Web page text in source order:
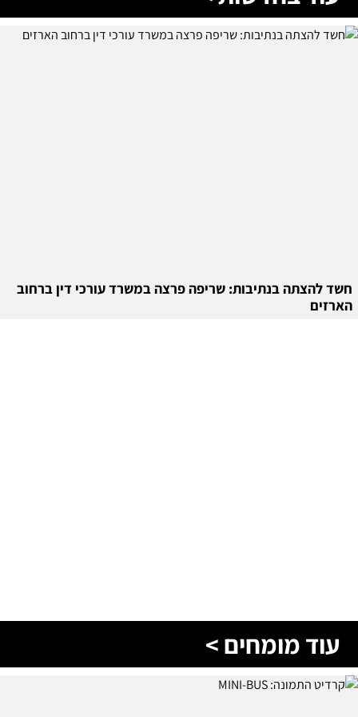
חשד להצתה בנתיבות: שריפה פרצה במשרד עורכי דין ברחוב
הארזים
עוד מומחים >